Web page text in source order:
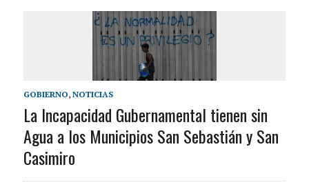
GOBIERNO, NOTICIAS
La Incapacidad Gubernamental tienen sin
Agua a los Municipios San Sebastián y San
Casimiro